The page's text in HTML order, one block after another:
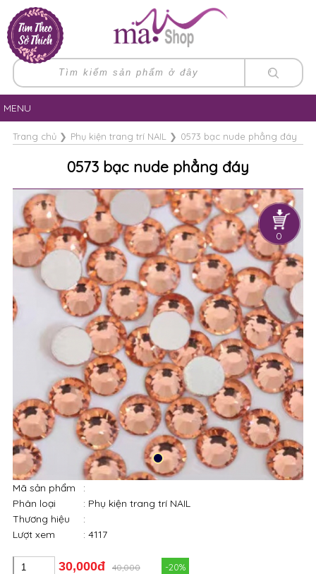
0
MENU
Trang chủ❯ Phụ kiện trang trí NAIL ❯ 0573 bạc nude phẳng đáy
0573 bạc nude phẳng đáy
Mã sản phẩm
:
Phân loại
: Phụ kiện trang trí NAIL
Thương hiệu
:
Lượt xem
: 4117
30,000đ 40,000 -20%